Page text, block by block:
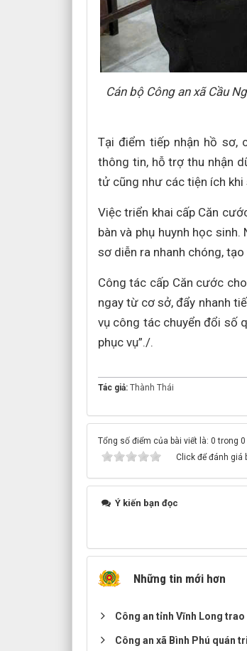
Cán bộ Công an xã Cầu
Tại điểm tiếp nhận hồ sơ,
thông tin, hỗ trợ thu nhận
tử cũng như các tiện ích
Việc triển khai cấp Căn
bàn và phụ huynh học
sơ diễn ra nhanh chóng,
Công tác cấp Căn cước
ngay từ cơ sở, đẩy nhanh
vụ công tác chuyển đổi số
phục vụ”./.
Tác giả: Thành Thái
Tổng số điểm của bài viết là: 0 trong
Click để đánh giá
Ý kiến bạn đọc
Những tin mới hơn
Công an tỉnh Vĩnh Long
Công an xã Bình Phú quán